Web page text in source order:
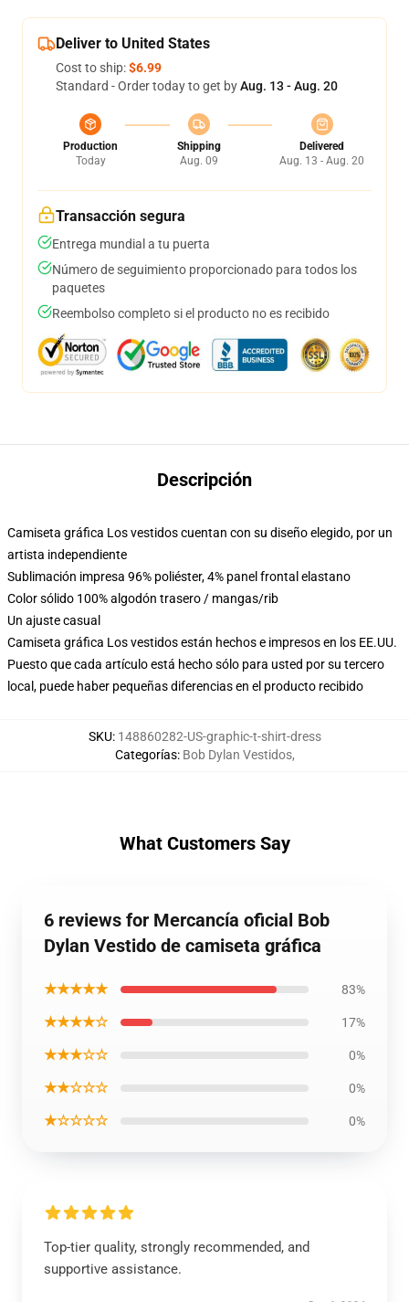
Deliver to United States
Cost to ship:$6.99
Standard - Order today to get byAug. 13 - Aug. 20
Production
Today
Shipping
Aug. 09
Delivered
Aug. 13 - Aug. 20
Transacción segura
Entrega mundial a tu puerta
Número de seguimiento proporcionado para todos los
paquetes
Reembolso completo si el producto no es recibido
Descripción
Camiseta gráfica Los vestidos cuentan con su diseño elegido, por un
artista independiente
Sublimación impresa 96% poliéster, 4% panel frontal elastano
Color sólido 100% algodón trasero / mangas/rib
Un ajuste casual
Camiseta gráfica Los vestidos están hechos e impresos en los EE.UU.
Puesto que cada artículo está hecho sólo para usted por su tercero
local, puede haber pequeñas diferencias en el producto recibido
SKU: 148860282-US-graphic-t-shirt-dress
Categorías: Bob Dylan Vestidos,
What Customers Say
6 reviews for Mercancía oficial Bob
Dylan Vestido de camiseta gráfica
★★★★★ 83%
★★★★☆ 17%
★★★☆☆ 0%
★★☆☆☆ 0%
★☆☆☆☆ 0%
Top-tier quality, strongly recommended, and
supportive assistance.